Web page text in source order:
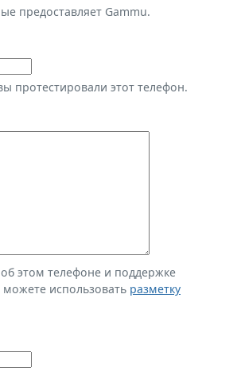
предоставляет Gammu.
протестировали этот телефон.
этом телефоне и поддержке
использовать разметку